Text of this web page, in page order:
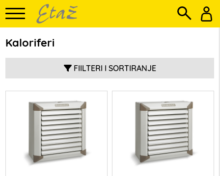
Kaloriferi
FIILTERI I SORTIRANJE